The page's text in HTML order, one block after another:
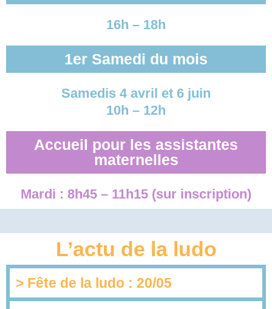
16h – 18h
1er Samedi du mois
Samedis 4 avril et 6 juin
10h – 12h
Accueil pour les assistantes
maternelles
Mardi : 8h45 – 11h15 (sur inscription)
L’actu de la ludo
> Fête de la ludo : 20/05